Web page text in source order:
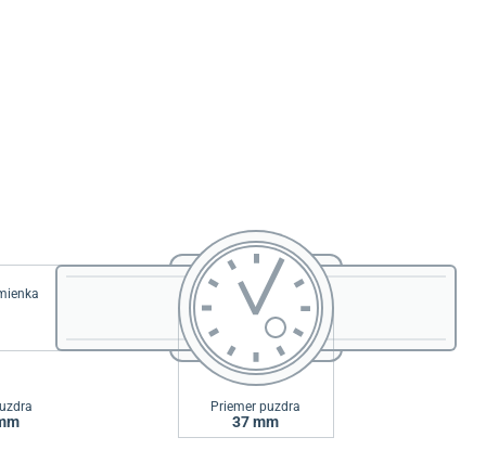
Priemer puzdra
37 mm